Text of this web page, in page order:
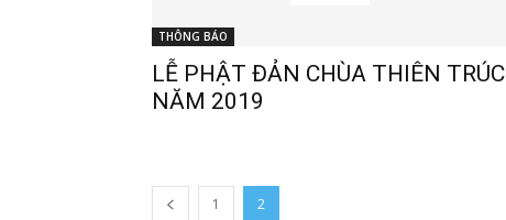
THÔNG BÁO
LỄ PHẬT ĐẢN CHÙA THIÊN TRÚC
NĂM 2019
1 2